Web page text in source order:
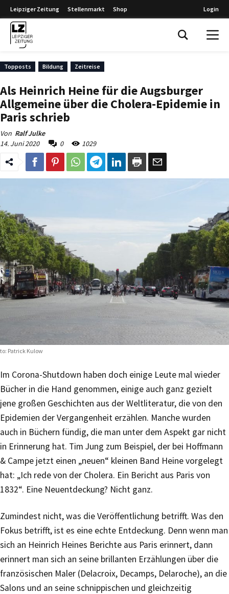
Leipziger Zeitung Stellenmarkt Shop Login
Topposts Bildung Zeitreise
Als Heinrich Heine für die Augsburger
Allgemeine über die Cholera-Epidemie in
Paris schrieb
Von Ralf Julke
14. Juni 2020
0 1029
Patrick Kulow
Im Corona-Shutdown haben doch einige Leute mal wieder
Bücher in die Hand genommen, einige auch ganz gezielt
jene großen Geschichten aus der Weltliteratur, die von den
Epidemien der Vergangenheit erzählen. Manche wurden
auch in Büchern fündig, die man unter dem Aspekt gar nicht
in Erinnerung hat. Tim Jung zum Beispiel, der bei Hoffmann
& Campe jetzt einen „neuen“ kleinen Band Heine vorgelegt
hat: „Ich rede von der Cholera. Ein Bericht aus Paris von
1832“. Eine Neuentdeckung? Nicht ganz.
Zumindest nicht, was die Veröffentlichung betrifft. Was den
Fokus betrifft, ist es eine echte Entdeckung. Denn wenn man
sich an Heinrich Heines Berichte aus Paris erinnert, dann
erinnert man sich an seine brillanten Erzählungen über die
französischen Maler (Delacroix, Decamps, Delaroche), an die
Salons und an seine schnippischen und gleichzeitig